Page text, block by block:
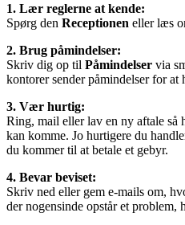
1. Lær reglerne at kende:
Spørg den Receptionen eller læs
2. Brug påmindelser:
Skriv dig op til Påmindelser via
kontorer sender påmindelser for
3. Vær hurtig:
Ring, mail eller lav en ny aftale
kan komme. Jo hurtigere du
du kommer til at betale et gebyr.
4. Bevar beviset:
Skriv ned eller gem e-mails om,
der nogensinde opstår et problem,